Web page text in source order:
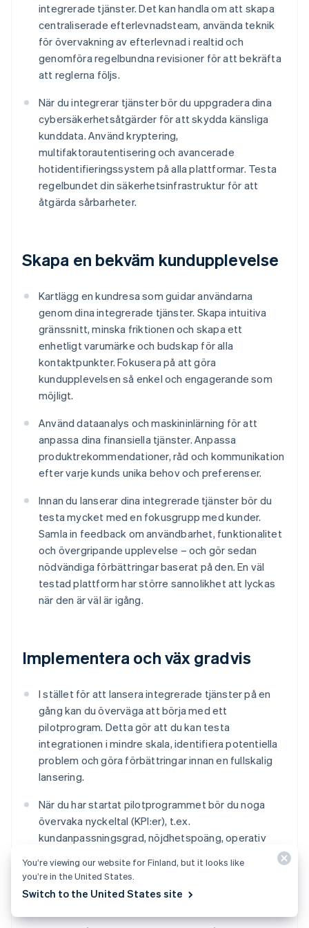
integrerade tjänster. Det kan handla om att skapa
centraliserade efterlevnadsteam, använda teknik
för övervakning av efterlevnad i realtid och
genomföra regelbundna revisioner för att bekräfta
att reglerna följs.
När du integrerar tjänster bör du uppgradera dina
cybersäkerhetsåtgärder för att skydda känsliga
kunddata. Använd kryptering,
multifaktorautentisering och avancerade
hotidentifieringssystem på alla plattformar. Testa
regelbundet din säkerhetsinfrastruktur för att
åtgärda sårbarheter.
Skapa en bekväm kundupplevelse
Kartlägg en kundresa som guidar användarna
genom dina integrerade tjänster. Skapa intuitiva
gränssnitt, minska friktionen och skapa ett
enhetligt varumärke och budskap för alla
kontaktpunkter. Fokusera på att göra
kundupplevelsen så enkel och engagerande som
möjligt.
Använd dataanalys och maskininlärning för att
anpassa dina finansiella tjänster. Anpassa
produktrekommendationer, råd och kommunikation
efter varje kunds unika behov och preferenser.
Innan du lanserar dina integrerade tjänster bör du
testa mycket med en fokusgrupp med kunder.
Samla in feedback om användbarhet, funktionalitet
och övergripande upplevelse – och gör sedan
nödvändiga förbättringar baserat på den. En väl
testad plattform har större sannolikhet att lyckas
när den är väl är igång.
Implementera och väx gradvis
I stället för att lansera integrerade tjänster på en
gång kan du överväga att börja med ett
pilotprogram. Detta gör att du kan testa
integrationen i mindre skala, identifiera potentiella
problem och göra förbättringar innan en fullskalig
lansering.
När du har startat pilotprogrammet bör du noga
övervaka nyckeltal (KPI:er), t.ex.
kundanpassningsgrad, nöjdhetspoäng, operativ
dessa mätvärden för att utvärdera hur pass lyckad
integreringen har varit och identifiera områden som
You’re viewing our website for Finland, but it looks like
you’re in the United States.
Switch to the United States site